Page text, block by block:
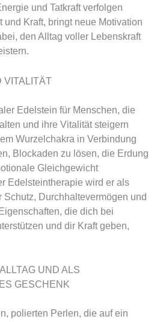
und Tatkraft verfolgen
und Kraft, bringt neue Motivation
den Alltag voller Lebenskraft
VITALITÄT
Edelstein für Menschen, die
und ihre Vitalität steigern
Wurzelchakra in Verbindung
Blockaden zu lösen, die Erdung
Gleichgewicht
Edelsteintherapie wird er als
Schutz, Durchhaltevermögen und
die dich bei
und dir Kraft geben,
UND ALS
GESCHENK
polierten Perlen, die auf ein